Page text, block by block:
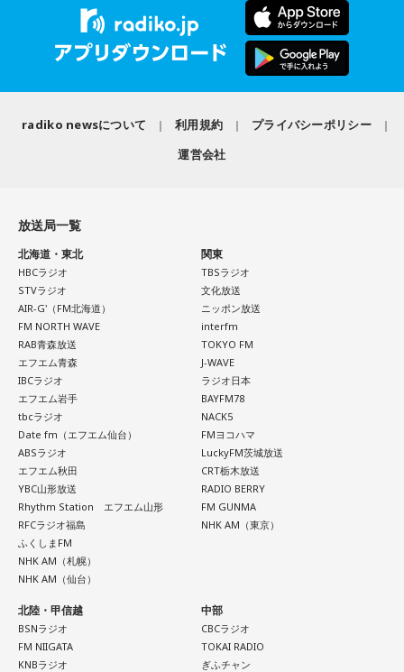
乾電池は「内に秘めたエネルギー」を暗示しています。あな
たは追い詰められると、理屈より先に、その時の衝動でとっ
さに動く本能タイプ。ある意味では、いちばん人間らしいか
もしれません。勢いが吉と出ることも多いですが、一呼吸置
いて考える癖もつけてみて。
4．懐中電灯……本性は「冷静な神様!?」
懐中電灯は「今後の見通し」を暗示しています。あなたは極
こともあるので、時には素直になってみましょう。
＊
天使も悪魔も、どちらもあなたの一部。自分の中の両方を知
っておくことが、いざという時の本当の強さになるのかもし
れません。
■監修者プロフィール：蝶ちょ（ちょうちょ）
池袋占い館セレーネ所属。電話占いメルにも出演。第六感で
人の想いを捉える羅針盤ヒーラー。霊感タロット、四柱推
命、宿曜占星術でオーダーメイドの鑑定を手掛ける。転職、
結婚、離別など多くの経験から、今どう動くべきか悩む人に
寄り添いナビゲートする。
Webサイト： https://selene-uranai.com/
YouTube：https://www.youtube.com/@ataru-uranai
シーズン、ヤクルトの監督を務め、前年最下位からの日本
一、球団初のリーグ連覇を成し遂げた。
クルト×DeNA」に『ニッポン放送ショウアップナイター』の
スペシャルゲスト解説として登場する。現役時代は『ニッポ
みの髙津だが、『ニッポン放送ショウアップナイター』で解
説を務めるのは2013年以来、13年ぶりとなる。
ペナントレースも終盤に差し掛かり、古巣・ヤクルトにとっ
て勝負の夏となる神宮球場の一戦での髙津氏ならではの視点
に注目が集まる。
『ニッポン放送ショウアップナイター』では、今後も60周年
のアニバーサリーイヤーにふさわしい球界のレジェンドたち
がスペシャルゲスト解説者として登場する。さらに、リスナ
ーにとって嬉しい夏の味覚や現金が当たるプレゼント企画も
実施する。
■髙津臣吾 コメント
「ショウアップナイター」をお聴きの皆さま、ご無沙汰して
おります。
ペナントレース終盤の神宮球場、一つ一つのプレーの重みが
radiko newsについて 利用規約
プライバシーポリシー
運営会社
放送局一覧
北海道・東北
HBCラジオ
STVラジオ
AIR-G'（FM北海道）
FM NORTH WAVE
RAB青森放送
エフエム青森
IBCラジオ
エフエム岩手
tbcラジオ
Date fm（エフエム仙台）
ABSラジオ
エフエム秋田
YBC山形放送
Rhythm Station エフエム山形
RFCラジオ福島
ふくしまFM
NHK AM（札幌）
NHK AM（仙台）
関東
TBSラジオ
文化放送
ニッポン放送
interfm
TOKYO FM
J-WAVE
ラジオ日本
BAYFM78
NACK5
FMヨコハマ
LuckyFM茨城放送
CRT栃木放送
RADIO BERRY
FM GUNMA
NHK AM（東京）
北陸・甲信越
BSNラジオ
FM NIIGATA
KNBラジオ
中部
CBCラジオ
TOKAI RADIO
ぎふチャン